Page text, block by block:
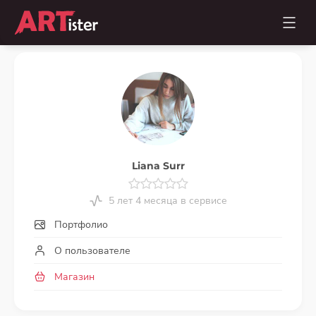
Liana Surr
5 лет 4 месяца в сервисе
Портфолио
О пользователе
Магазин